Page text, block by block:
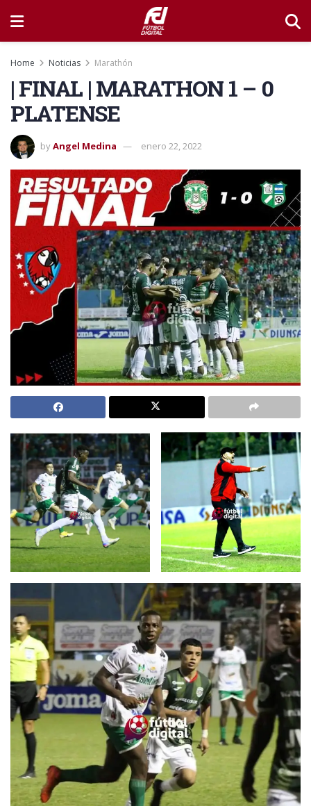
Home Noticias Marathón
| FINAL | MARATHON 1 – 0
PLATENSE
byAngel Medina enero 22, 2022